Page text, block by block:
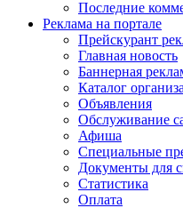
Последние
Реклама на портале
Прейскурант
Главная новость
Баннерная
Каталог
Объявления
Обслуживание
Афиша
Специальные
Документы для
Статистика
Оплата